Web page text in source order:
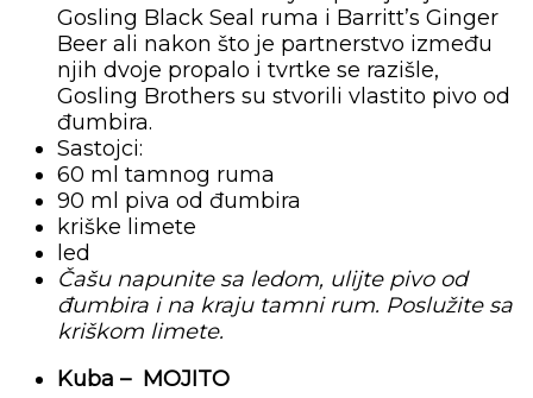
Gosling Black Seal ruma i Barritt’s Ginger
Beer ali nakon što je partnerstvo između
njih dvoje propalo i tvrtke se razišle,
Gosling Brothers su stvorili vlastito pivo od
đumbira.
Sastojci:
60 ml tamnog ruma
90 ml piva od đumbira
kriške limete
led
Čašu napunite sa ledom, ulijte pivo od
đumbira i na kraju tamni rum. Poslužite sa
kriškom limete.
Kuba – MOJITO